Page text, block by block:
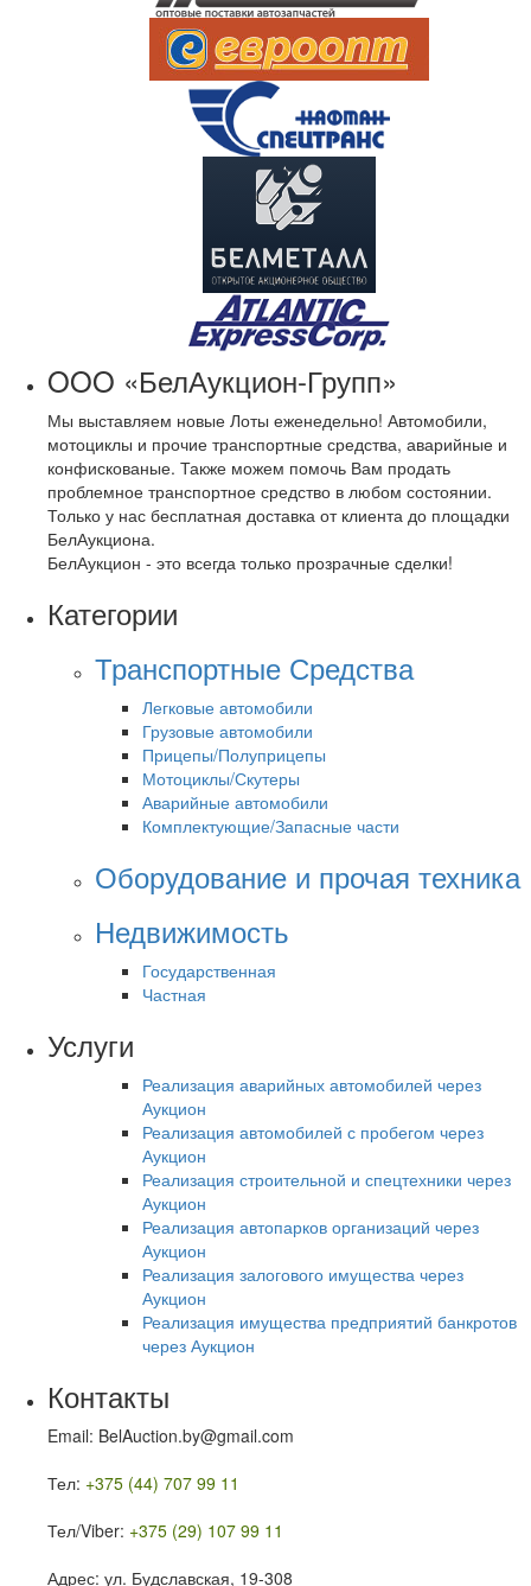
OOO «БелАукцион-Групп»
Мы выставляем новые Лоты еженедельно! Автомобили,
мотоциклы и прочие транспортные средства, аварийные и
конфискованые. Также можем помочь Вам продать
проблемное транспортное средство в любом состоянии.
Только у нас бесплатная доставка от клиента до площадки
БелАукциона.
БелАукцион - это всегда только прозрачные сделки!
Категории
Транспортные Средства
Легковые автомобили
Грузовые автомобили
Прицепы/Полуприцепы
Мотоциклы/Скутеры
Аварийные автомобили
Комплектующие/Запасные части
Оборудование и прочая техника
Недвижимость
Государственная
Частная
Услуги
Реализация аварийных автомобилей через
Аукцион
Реализация автомобилей с пробегом через
Аукцион
Реализация строительной и спецтехники через
Аукцион
Реализация автопарков организаций через
Аукцион
Реализация залогового имущества через
Аукцион
Реализация имущества предприятий банкротов
через Аукцион
Контакты
Email: BelAuction.by@gmail.com
Тел: +375 (44) 707 99 11
Тел/Viber: +375 (29) 107 99 11
Адрес: ул. Будславская, 19-308